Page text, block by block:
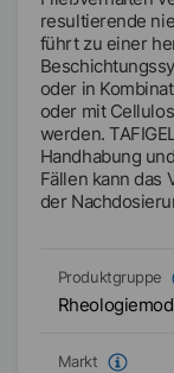
resultierende
führt zu einer
oder in
oder mit
werden.
Handhabung
Fällen kann das
der
Produktgruppe
Markt